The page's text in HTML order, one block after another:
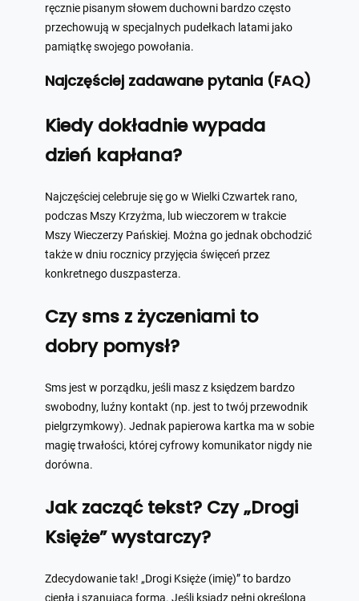
ręcznie pisanym słowem duchowni bardzo często
przechowują w specjalnych pudełkach latami jako
pamiątkę swojego powołania.
Najczęściej zadawane pytania (FAQ)
Kiedy dokładnie wypada
dzień kapłana?
Najczęściej celebruje się go w Wielki Czwartek rano,
podczas Mszy Krzyżma, lub wieczorem w trakcie
Mszy Wieczerzy Pańskiej. Można go jednak obchodzić
także w dniu rocznicy przyjęcia święceń przez
konkretnego duszpasterza.
Czy sms z życzeniami to
dobry pomysł?
Sms jest w porządku, jeśli masz z księdzem bardzo
swobodny, luźny kontakt (np. jest to twój przewodnik
pielgrzymkowy). Jednak papierowa kartka ma w sobie
magię trwałości, której cyfrowy komunikator nigdy nie
dorówna.
Jak zacząć tekst? Czy „Drogi
Księże” wystarczy?
Zdecydowanie tak! „Drogi Księże (imię)” to bardzo
ciepła i szanująca forma. Jeśli ksiądz pełni określoną